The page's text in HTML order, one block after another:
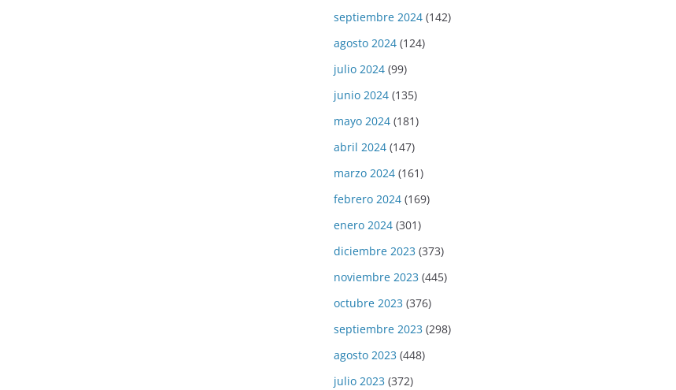
septiembre 2024 (142)
agosto 2024 (124)
julio 2024 (99)
junio 2024 (135)
mayo 2024 (181)
abril 2024 (147)
marzo 2024 (161)
febrero 2024 (169)
enero 2024 (301)
diciembre 2023 (373)
noviembre 2023 (445)
octubre 2023 (376)
septiembre 2023 (298)
agosto 2023 (448)
julio 2023 (372)